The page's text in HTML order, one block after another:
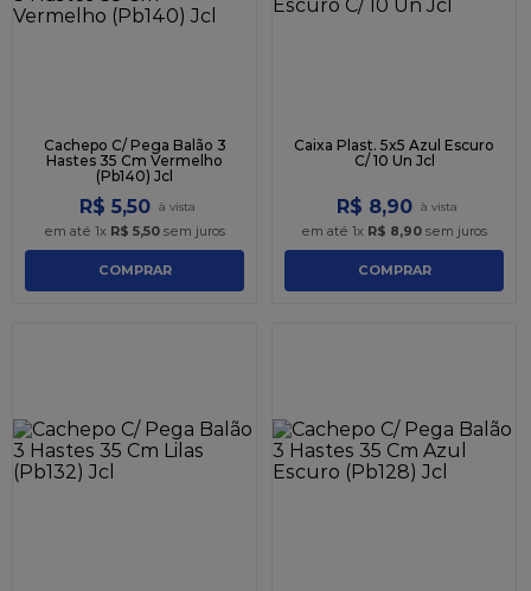
Cachepo C/ Pega Balão 3
Hastes 35 Cm Vermelho
(Pb140) Jcl
R$ 5,50
em até 1x R$ 5,50 sem juros
COMPRAR
Caixa Plast. 5x5 Azul Escuro
C/ 10 Un Jcl
R$ 8,90
em até 1x R$ 8,90 sem juros
COMPRAR